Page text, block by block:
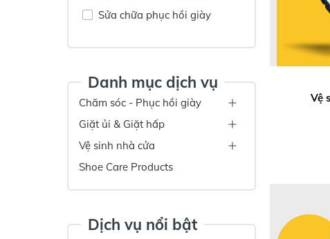
Sửa chữa phục hồi giày
Danh mục dịch vụ
Chăm sóc - Phục hồi giày
Giặt ủi & Giặt hấp
Vệ sinh nhà cửa
Shoe Care Products
Dịch vụ nổi bật
Vệ